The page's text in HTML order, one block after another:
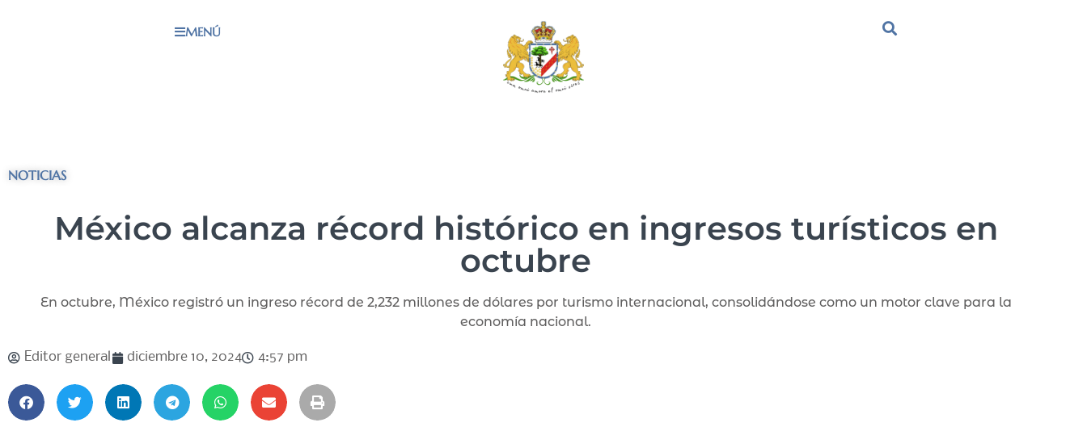
MENÚ
NOTICIAS
México alcanza récord histórico en ingresos turísticos en
octubre
En octubre, México registró un ingreso récord de 2,232 millones de dólares por turismo internacional, consolidándose como un motor clave para la
economía nacional.
Editor general diciembre 10, 2024 4:57 pm